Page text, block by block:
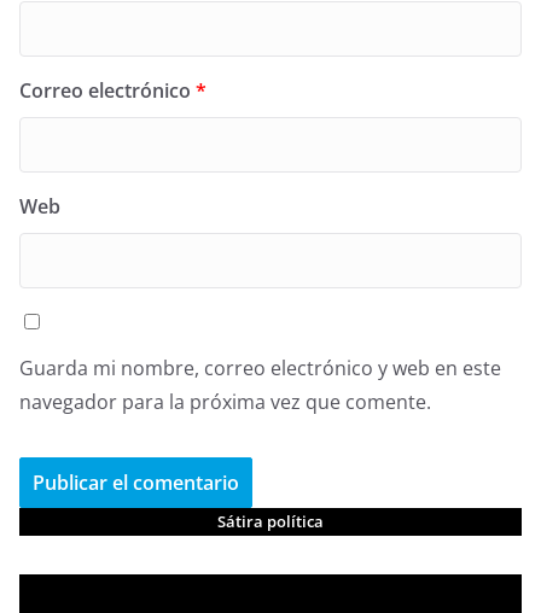
Correo electrónico *
Web
Guarda mi nombre, correo electrónico y web en este
navegador para la próxima vez que comente.
Sátira política